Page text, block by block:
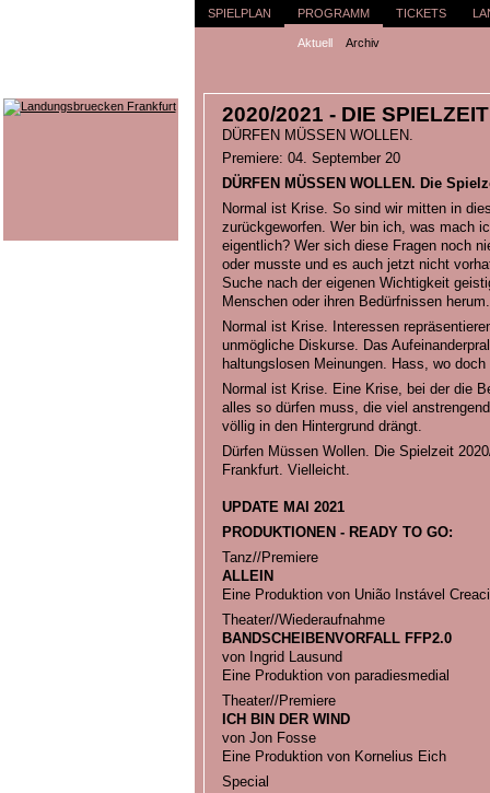
SPIELPLAN PROGRAMM
Aktuell Archiv
TICKETS
2020/2021 - DIE SPIELZEIT
DÜRFEN MÜSSEN WOLLEN.
Premiere: 04. September 20
DÜRFEN MÜSSEN WOLLEN. Die
Normal ist Krise. So sind wir mitten in
zurückgeworfen. Wer bin ich, was mach
eigentlich? Wer sich diese Fragen noch
oder musste und es auch jetzt nicht
Suche nach der eigenen Wichtigkeit
Menschen oder ihren Bedürfnissen
Normal ist Krise. Interessen
unmögliche Diskurse. Das
haltungslosen Meinungen. Hass, wo
Normal ist Krise. Eine Krise, bei der die
alles so dürfen muss, die viel
völlig in den Hintergrund drängt.
Dürfen Müssen Wollen. Die Spielzeit
Frankfurt. Vielleicht.
UPDATE MAI 2021
PRODUKTIONEN - READY TO GO:
Tanz//Premiere
ALLEIN
Eine Produktion von União Instável
Theater//Wiederaufnahme
BANDSCHEIBENVORFALL FFP2.0
von Ingrid Lausund
Eine Produktion von paradiesmedial
Theater//Premiere
ICH BIN DER WIND
von Jon Fosse
Eine Produktion von Kornelius Eich
Special